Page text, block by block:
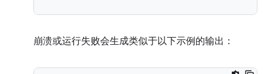
崩溃或运行失败会生成类似于以下示例的输出：